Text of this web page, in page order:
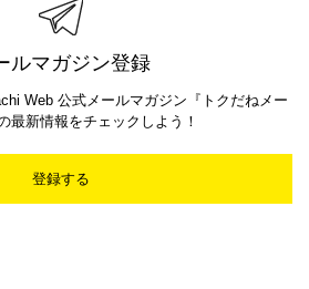
ルマガジン登録
Web 公式メールマガジン『トクだねメー
最新情報をチェックしよう！
登録する